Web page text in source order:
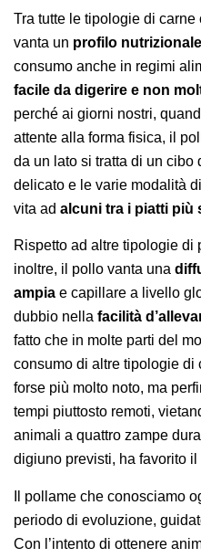
Tra tutte le tipologie di
vanta un profilo nutrizionale
consumo anche in regimi
facile da digerire e non
perché ai giorni nostri,
attente alla forma fisica, il
da un lato si tratta di un cibo
delicato e le varie modalità
vita ad alcuni tra i piatti più
Rispetto ad altre tipologie di
inoltre, il pollo vanta una
ampia e capillare a livello
dubbio nella facilità
fatto che in molte parti del
consumo di altre tipologie di
forse più molto noto, ma
tempi piuttosto remoti,
animali a quattro zampe
digiuno previsti, ha favorito
Il pollame che conosciamo
periodo di evoluzione,
Con l’intento di ottenere